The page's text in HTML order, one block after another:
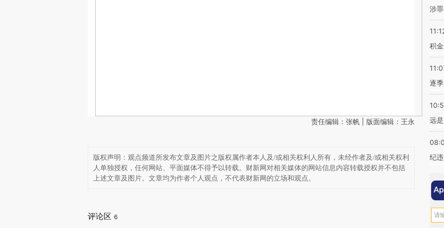
责任编辑：张帆 | 版面编辑：王永
版权声明：观点频道所发布文章及图片之版权属作者本人及/或相关权利人所有，未经作者及/或相关权利
人单独授权，任何网站、平面媒体不得予以转载。财新网对相关媒体的网站信息内容转载授权并不包括
上述文章及图片。文章均为作者个人观点，不代表财新网的立场和观点。
评论区 6
涉
积
逐
远
纪